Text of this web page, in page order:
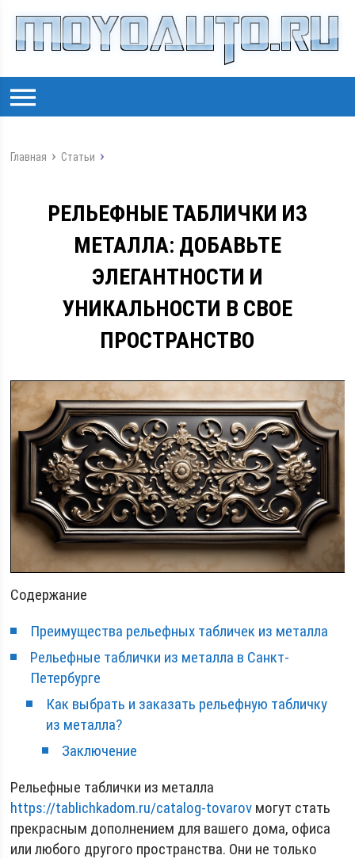
Главная Статьи
РЕЛЬЕФНЫЕ ТАБЛИЧКИ ИЗ
МЕТАЛЛА: ДОБАВЬТЕ
ЭЛЕГАНТНОСТИ И
УНИКАЛЬНОСТИ В СВОЕ
ПРОСТРАНСТВО
Содержание
Преимущества рельефных табличек из металла
Рельефные таблички из металла в Санкт-
Петербурге
Как выбрать и заказать рельефную табличку
из металла?
Заключение
Рельефные таблички из металла
https://tablichkadom.ru/catalog-tovarov могут стать
прекрасным дополнением для вашего дома, офиса
или любого другого пространства. Они не только